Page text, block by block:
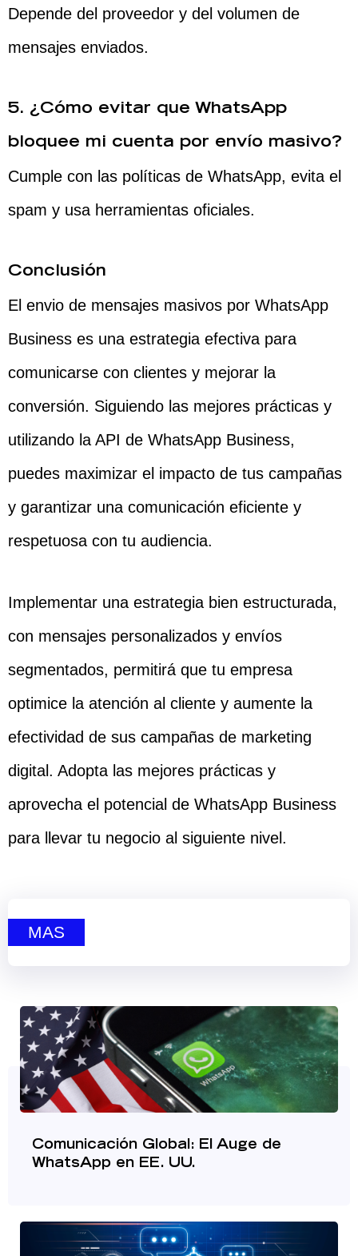
Depende del proveedor y del volumen de
mensajes enviados.
5. ¿Cómo evitar que WhatsApp
bloquee mi cuenta por envío masivo?
Cumple con las políticas de WhatsApp, evita el
spam y usa herramientas oficiales.
Conclusión
El envio de mensajes masivos por WhatsApp
Business es una estrategia efectiva para
comunicarse con clientes y mejorar la
conversión. Siguiendo las mejores prácticas y
utilizando la API de WhatsApp Business,
puedes maximizar el impacto de tus campañas
y garantizar una comunicación eficiente y
respetuosa con tu audiencia.
Implementar una estrategia bien estructurada,
con mensajes personalizados y envíos
segmentados, permitirá que tu empresa
optimice la atención al cliente y aumente la
efectividad de sus campañas de marketing
digital. Adopta las mejores prácticas y
aprovecha el potencial de WhatsApp Business
para llevar tu negocio al siguiente nivel.
MAS
Comunicación Global: El Auge de
WhatsApp en EE. UU.